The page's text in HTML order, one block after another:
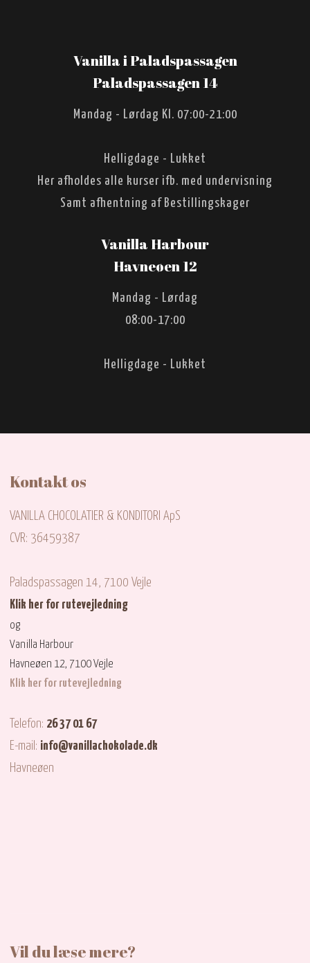
Vanilla i Paladspassagen
​Paladspassagen 14
Mandag - Lørdag Kl. 07:00-21:00
Helligdage - Lukket
Her afholdes alle kurser ifb. med undervisning
Samt afhentning af Bestillingskager
Vanilla Harbour
Havneøen 12​
Mandag - Lørdag
08:00-17:00
Helligdage - Lukket
Kontakt os
VANILLA CHOCOLATIER & KONDITORI ApS
CVR: 36459387
Paladspassagen 14, 7100 Vejle
Klik her for rutevejledning
og
Vanilla Harbour
Havneøen 12, 7100 Vejle
Klik her for rutevejledning
Telefon: 26 37 01 67
E-mail: info@vanillachokolade.dk
​Havneøen
Vil du læse mere?